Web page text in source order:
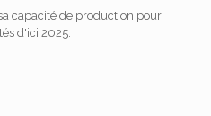
capacité de production pour
d'ici 2025.